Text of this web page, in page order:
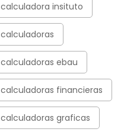
calculadora insituto
calculadoras
calculadoras ebau
calculadoras financieras
calculadoras graficas